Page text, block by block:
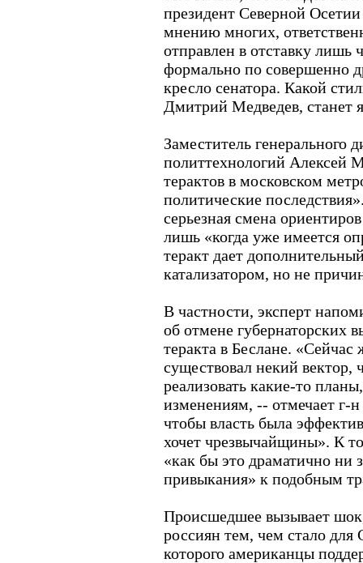
президент Северной
мнению многих,
отправлен в отставку лишь
формально по совершенно
кресло сенатора. Какой
Дмитрий Медведев, станет
Заместитель генерального
политтехнологий Алексей
терактов в московском
политические
серьезная смена
лишь «когда уже имеется
теракт дает
катализатором, но не
В частности, эксперт
об отмене губернаторских
теракта в Беслане.
существовал некий вектор,
реализовать какие-то
изменениям, -- отмечает г-
чтобы власть была
хочет чрезвычайщины». К
«как бы это драматично ни
привыкания» к подобным
Происшедшее вызывает
россиян тем, чем стало
которого американцы